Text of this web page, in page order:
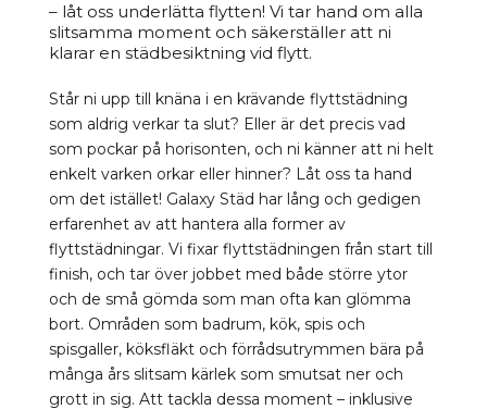
– låt oss underlätta flytten! Vi tar hand om alla
slitsamma moment och säkerställer att ni
klarar en städbesiktning vid flytt.
Står ni upp till knäna i en krävande flyttstädning
som aldrig verkar ta slut? Eller är det precis vad
som pockar på horisonten, och ni känner att ni helt
enkelt varken orkar eller hinner? Låt oss ta hand
om det istället! Galaxy Städ har lång och gedigen
erfarenhet av att hantera alla former av
flyttstädningar. Vi fixar flyttstädningen från start till
finish, och tar över jobbet med både större ytor
och de små gömda som man ofta kan glömma
bort. Områden som badrum, kök, spis och
spisgaller, köksfläkt och förrådsutrymmen bära på
många års slitsam kärlek som smutsat ner och
grott in sig. Att tackla dessa moment – inklusive